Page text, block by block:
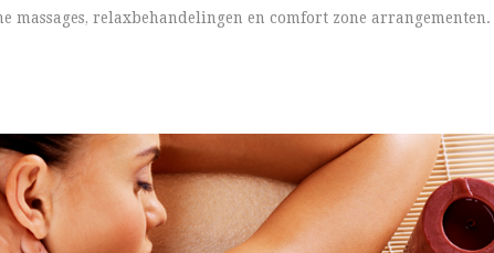
massages, relaxbehandelingen en comfort zone arrangementen.